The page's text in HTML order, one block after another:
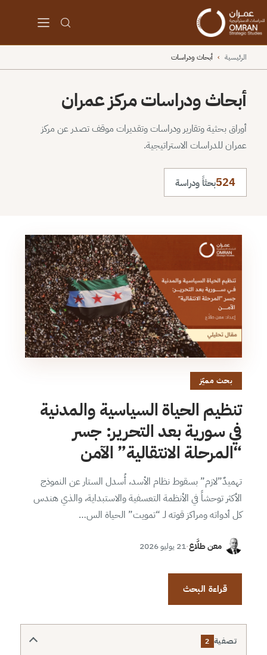
الرئيسية › أبحاث ودراسات
أبحاث ودراسات مركز عمران
أوراق بحثية وتقارير ودراسات وتقديرات موقف تصدر عن مركز
عمران للدراسات الاستراتيجية.
524بحثاً ودراسة
بحث مميّز
تنظيم الحياة السياسية والمدنية
في سورية بعد التحرير: جسر
“المرحلة الانتقالية” الآمن
تهميدٌ”لازم” بسقوط نظام الأسد، أُسدل الستار عن النموذج
الأكثر توحشاً في الأنظمة التعسفية والاستبداية، والذي هندس
كل أدواته ومراكز قوته لـ “تمويت” الحياة الس…
معن طلَّاع·21 يوليو 2026
قراءة البحث
تصفية 2